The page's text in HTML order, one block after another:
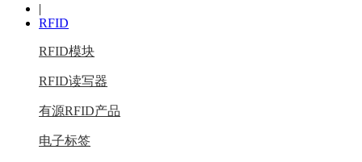
|
RFID
RFID模块
RFID读写器
有源RFID产品
电子标签